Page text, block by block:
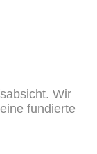
Wir
fundierte